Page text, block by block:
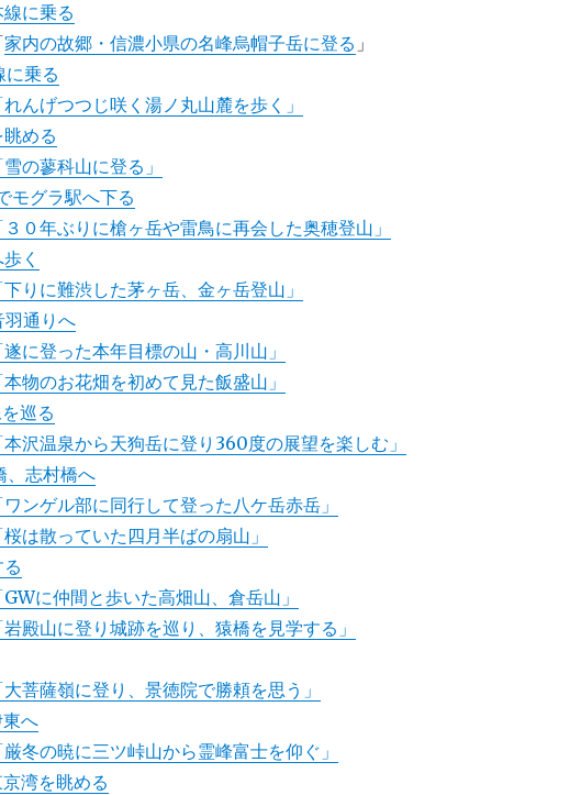
に乗る
家内の故郷・信濃小県の名峰烏帽子岳に登る 」
に乗る
れんげつつじ咲く湯ノ丸山麓を歩く」
める
雪の蓼科山に登る」
モグラ駅へ下る
３０年ぶりに槍ヶ岳や雷鳥に再会した奥穂登山」
く
下りに難渋した茅ヶ岳、金ヶ岳登山」
羽通りへ
遂に登った本年目標の山・高川山」
本物のお花畑を初めて見た飯盛山」
巡る
本沢温泉から天狗岳に登り360度の展望を楽しむ」
、志村橋へ
ワンゲル部に同行して登った八ケ岳赤岳」
桜は散っていた四月半ばの扇山」
GWに仲間と歩いた高畑山、倉岳山」
岩殿山に登り城跡を巡り、猿橋を見学する」
大菩薩嶺に登り、景徳院で勝頼を思う」
へ
厳冬の暁に三ツ峠山から霊峰富士を仰ぐ」
湾を眺める